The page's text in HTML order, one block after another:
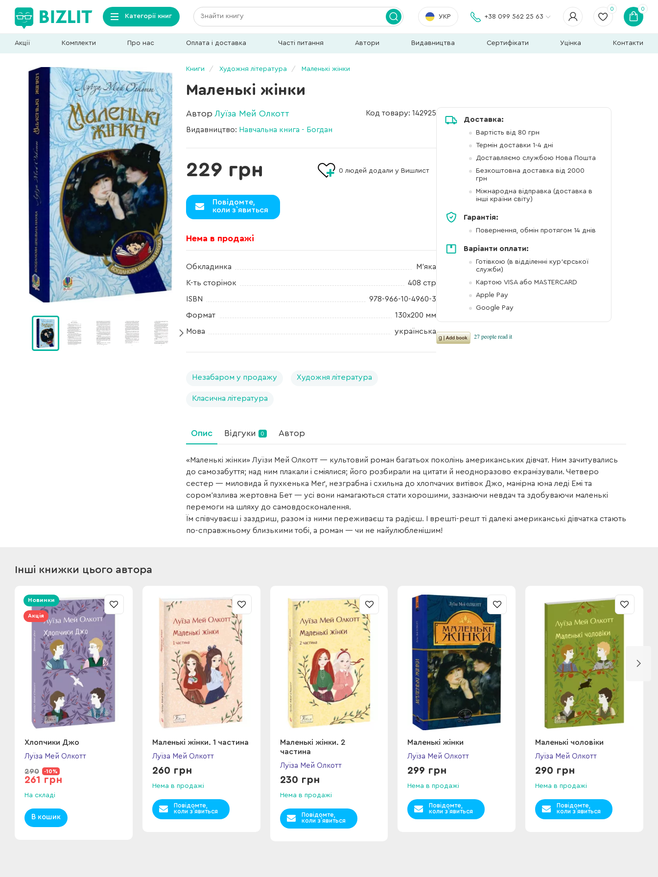
Категорії книг УКР +38 099 562 25 63
0 0
Акції Комплекти Про нас Оплата і доставка Часті питання Автори Видавництва Сертифікати Уцінка Контакти
Книги Художня література Маленькі жінки
Маленькі жінки
АвторЛуїза Мей Олкотт
Видавництво: Навчальна книга - Богдан
Код товару: 142925
229 грн
Повідомте,
коли з`явиться
0 людей додали у Вишлист
Нема в продажі
Обкладинка М'яка
К-ть сторінок 408 стр
ISBN 978-966-10-4960-3
Формат 130х200 мм
Мова українська
Незабаром у продажу Художня література
Класична література
Доставка:
Вартість від 80 грн
Термін доставки 1-4 дні
Доставляємо службою Нова Пошта
Безкоштовна доставка від 2000
грн
Міжнародна відправка (доставка в
інші країни світу)
Гарантія:
Повернення, обмін протягом 14 днів
Варіанти оплати:
Готівкою (в відділенні кур'єрської
служби)
Картою VISA або MASTERCARD
Apple Pay
Google Pay
Опис Відгуки 0 Автор
«Маленькі жінки» Луїзи Мей Олкотт — культовий роман багатьох поколінь американських дівчат. Ним зачитувались
до самозабуття; над ним плакали і сміялися; його розбирали на цитати й неодноразово екранізували. Четверо
сестер — миловида й пухкенька Меґ, незграбна і схильна до хлопчачих витівок Джо, манірна юна леді Емі та
сором’язлива жертовна Бет — усі вони намагаються стати хорошими, зазнаючи невдач та здобуваючи маленькі
перемоги на шляху до самовдосконалення.
Їм співчуваєш і заздриш, разом із ними переживаєш та радієш. І врешті-решт ті далекі американські дівчатка стають
по-справжньому близькими тобі, а роман — чи не найулюбленішим!
Інші книжки цього автора
Новинки
Акція
Хлопчики Джо
Луїза Мей Олкотт
290 -10%
261 грн
На складі
В кошик
Маленькі жінки. 1 частина
Луїза Мей Олкотт
260 грн
Нема в продажі
Повідомте,
коли з`явиться
Маленькі жінки. 2
частина
Луїза Мей Олкотт
230 грн
Нема в продажі
Повідомте,
коли з`явиться
Маленькі жінки
Луїза Мей Олкотт
299 грн
Нема в продажі
Повідомте,
коли з`явиться
Маленькі чоловіки
Луїза Мей Олкотт
290 грн
Нема в продажі
Повідомте,
коли з`явиться